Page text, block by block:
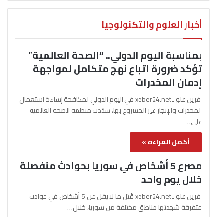
أخبار العلوم والتكنولوجيا
بمناسبة اليوم الدولي.. “الصحة العالمية”
تؤكد ضرورة اتباع نهج متكامل لمواجهة
إدمان المخدرات
آفرين علو ـ xeber24.net في اليوم الدولي لمكافحة إساءة استعمال
المخدرات والإتجار غير المشروع بها، شدّدت منظمة الصحة العالمية
على…
أكمل القراءة »
مصرع 5 أشخاص في سوريا بحوادث منفصلة
خلال يوم واحد
آفرين علو ـ xeber24.net قُتل ما لا يقل عن 5 أشخاص في حوادث
متفرقة شهدتها مناطق مختلفة من سوريا، خلال…